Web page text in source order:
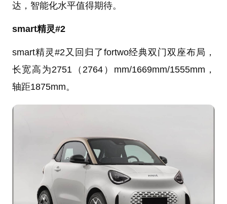
达，智能化水平值得期待。
smart精灵#2
smart精灵#2又回归了fortwo经典双门双座布局，
长宽高为2751（2764）mm/1669mm/1555mm，
轴距1875mm。